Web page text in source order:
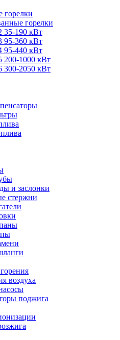
горелки
горелки
35-190 кВт
95-360 кВт
95-440 кВт
1000 кВт
2050 кВт
и заслонки
стержни
воздуха
поджига